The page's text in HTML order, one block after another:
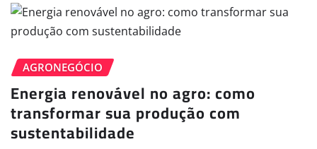
AGRONEGÓCIO
Energia renovável no agro: como
transformar sua produção com
sustentabilidade